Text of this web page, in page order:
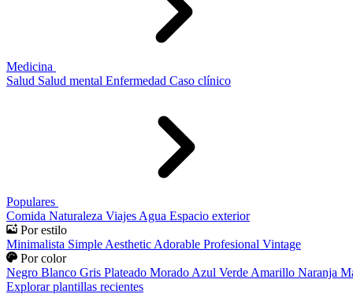
Medicina
Salud Salud mental Enfermedad Caso clínico
Populares
Comida Naturaleza Viajes Agua Espacio exterior
Por estilo
Minimalista Simple Aesthetic Adorable Profesional Vintage
Por color
Negro Blanco Gris Plateado Morado Azul Verde Amarillo Naranja
Explorar plantillas recientes